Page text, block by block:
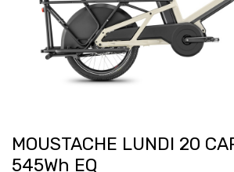
MOUSTACHE LUNDI 20
545Wh EQ